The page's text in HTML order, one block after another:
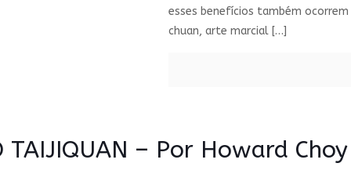
esses benefícios também
chuan, arte marcial[…]
TAIJIQUAN – Por Howard Choy